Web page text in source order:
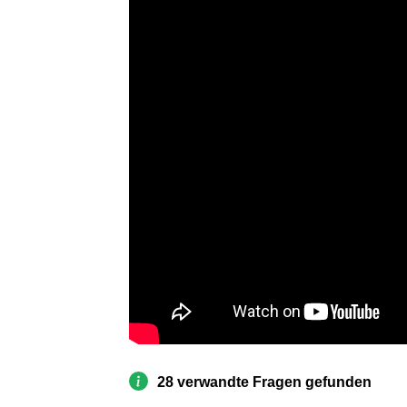
28 verwandte Fragen gefunden